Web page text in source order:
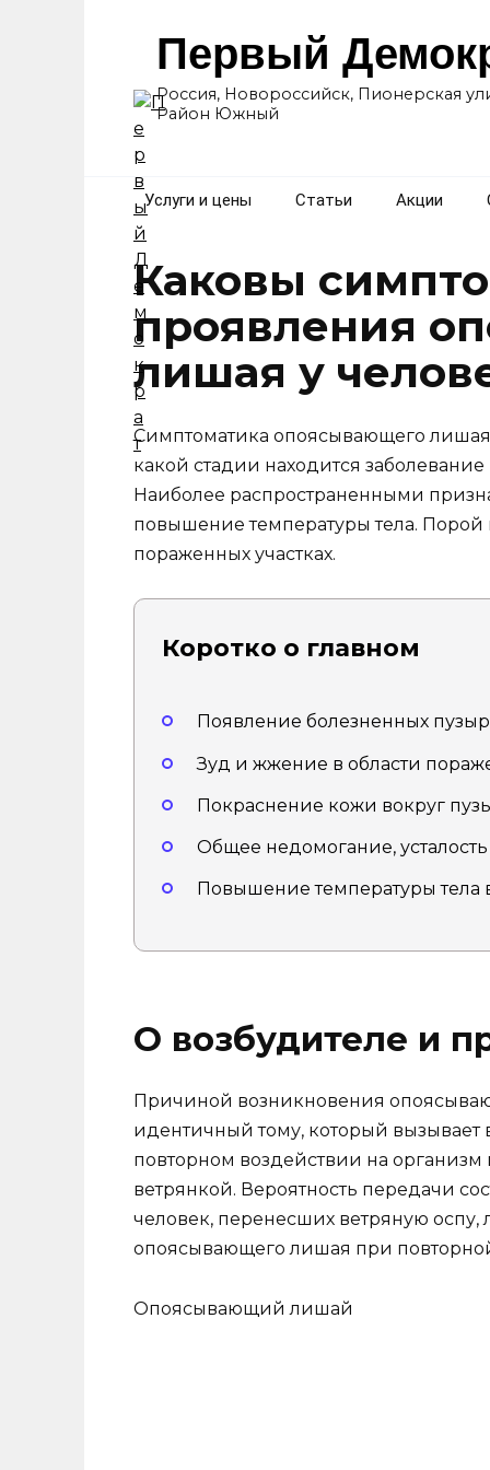
Первый
Россия, Новороссийск, Пионерская
Район Южный
Услуги и цены Статьи Акции
Каковы
проявления
лишая у
Симптоматика опоясывающего лишая
какой стадии находится
Наиболее распространенными
повышение температуры тела.
пораженных участках.
Коротко о главном
Появление болезненных
Зуд и жжение в области
Покраснение кожи вокруг
Общее недомогание,
Повышение температуры тела
О возбудителе и
Причиной возникновения
идентичный тому, который вызывает
повторном воздействии на
ветрянкой. Вероятность передачи
человек, перенесших ветряную
опоясывающего лишая при
Опоясывающий лишай